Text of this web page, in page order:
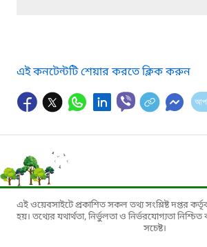
এই কনটেন্টটি শেয়ার করতে ক্লিক করুন
এই ওয়েবসাইটে প্রকাশিত সকল তথ্য সংশ্লিষ্ট দপ্তর
হয়। তথ্যের যথার্থতা, নির্ভুলতা ও নির্ভরযোগ্যতা নিশ্চিত
সচেষ্ট।